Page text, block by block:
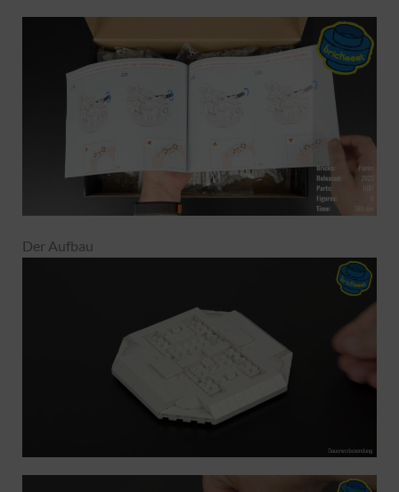
Der Aufbau